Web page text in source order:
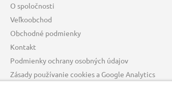
O spoločnosti
Veľkoobchod
Obchodné podmienky
Kontakt
Podmienky ochrany osobných údajov
Zásady používanie cookies a Google Analytics